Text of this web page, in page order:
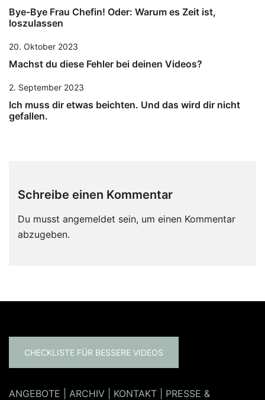
Bye-Bye Frau Chefin! Oder: Warum es Zeit ist,
loszulassen
20. Oktober 2023
Machst du diese Fehler bei deinen Videos?
2. September 2023
Ich muss dir etwas beichten. Und das wird dir nicht
gefallen.
Schreibe einen Kommentar
Du musst angemeldet sein, um einen Kommentar
abzugeben.
CHECKLISTE FÜR BESSERE VIDEOS
ANGEBOTE ARCHIV KONTAKT PRESSE &